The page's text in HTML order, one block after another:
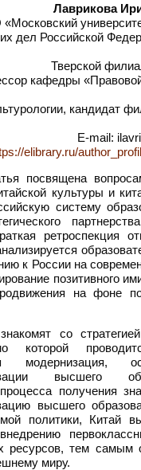
Лаврикова
дел Российской
Тверской
кафедры
кандидат
E-mail:
elibrary.ru/
посвящена
культуры и
систему
ретроспекция
к России на
позитивного
на фоне
со
которой
модернизация,
высшего
получения
высшего
политики, Китай
ресурсов, тем самым
миру.